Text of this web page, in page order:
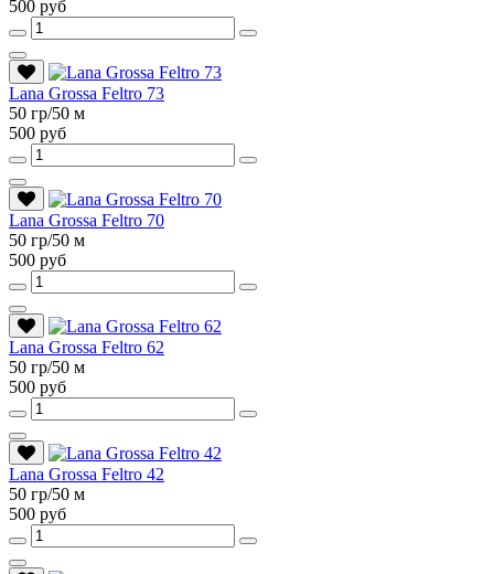
500 руб
Lana Grossa Feltro 73
50 гр/50 м
500 руб
Lana Grossa Feltro 70
50 гр/50 м
500 руб
Lana Grossa Feltro 62
50 гр/50 м
500 руб
Lana Grossa Feltro 42
50 гр/50 м
500 руб